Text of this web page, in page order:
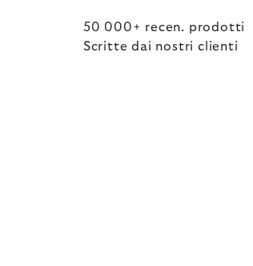
50 000+ recen. prodotti
Scritte dai nostri clienti